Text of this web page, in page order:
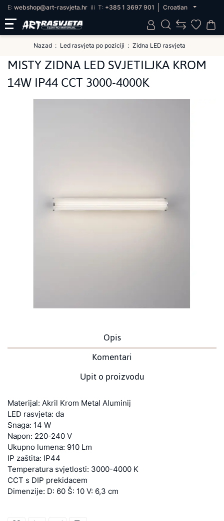
E: webshop@art-rasvjeta.hr ili T: +385 1 3697 901 Croatian
Nazad Led rasvjeta po poziciji Zidna LED rasvjeta
MISTY ZIDNA LED SVJETILJKA KROM
14W IP44 CCT 3000-4000K
Opis
Komentari
Upit o proizvodu
Materijal: Akril Krom Metal Aluminij
LED rasvjeta: da
Snaga: 14 W
Napon: 220-240 V
Ukupno lumena: 910 Lm
IP zaštita: IP44
Temperatura svjetlosti: 3000-4000 K
CCT s DIP prekidacem
Dimenzije: D: 60 Š: 10 V: 6,3 cm